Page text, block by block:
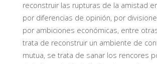
reconstruir las rupturas de la amistad
por diferencias de opinión, por
por ambiciones económicas, entre
trata de reconstruir un ambiente de
mutua, se trata de sanar los rencores